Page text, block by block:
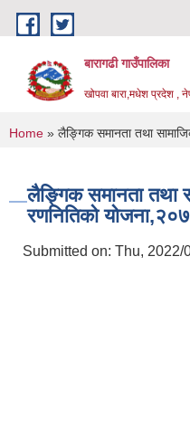
Skip to main content
बारागढी गाउँपालिका
खोपवा बारा,मधेश प्रदेश ,
You are here
Home » लैङ्गिक समानता तथा
लैङ्गिक समानता तथा
रणनितिको
Submitted on: Thu, 2022/